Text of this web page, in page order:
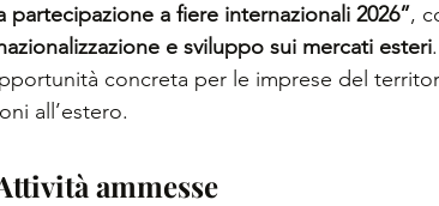
partecipazione a fiere internazionali 2026”,
e sviluppo sui mercati esteri.
concreta per le imprese del
all’estero.
ammesse